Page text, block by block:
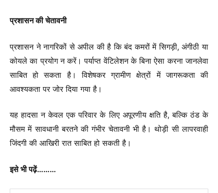
प्रशासन की चेतावनी
प्रशासन ने नागरिकों से अपील की है कि बंद कमरों में सिगड़ी, अंगीठी या
कोयले का प्रयोग न करें। पर्याप्त वेंटिलेशन के बिना ऐसा करना जानलेवा
साबित हो सकता है। विशेषकर ग्रामीण क्षेत्रों में जागरूकता की
आवश्यकता पर जोर दिया गया है।
यह हादसा न केवल एक परिवार के लिए अपूरणीय क्षति है, बल्कि ठंड के
मौसम में सावधानी बरतने की गंभीर चेतावनी भी है। थोड़ी सी लापरवाही
जिंदगी की आखिरी रात साबित हो सकती है।
इसे भी पढ़ें………